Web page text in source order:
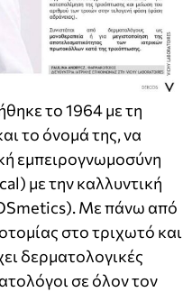
το 1964 με τη
το όνομά της, να
εμπειρογνωμοσύνη
με την καλλυντική
Με πάνω από
στο τριχωτό και
δερματολογικές
σε όλον τον